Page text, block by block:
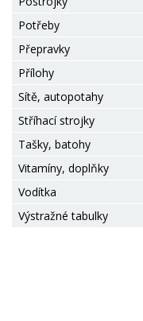
Potřeby
Přepravky
Přílohy
Sítě, autopotahy
Stříhací strojky
Tašky, batohy
Vitamíny, doplňky
Vodítka
Výstražné tabulky